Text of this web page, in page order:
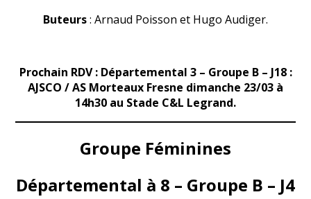
Buteurs: Arnaud Poisson et Hugo Audiger.
Prochain RDV : Départemental 3 – Groupe B – J18 :
AJSCO / AS Morteaux Fresne dimanche 23/03 à
14h30 au Stade C&L Legrand.
Groupe Féminines
Départemental à 8 – Groupe B – J4